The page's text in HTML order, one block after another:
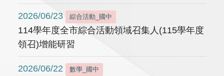
2026/06/23 綜合活動_國中
114學年度全市綜合活動領域召集人(115學年度
領召)增能研習
2026/06/22 數學_國中